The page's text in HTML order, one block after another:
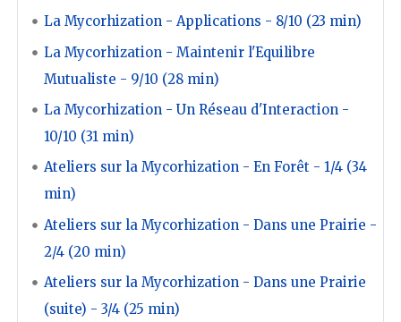
La Mycorhization - Applications - 8/10 (23 min)
La Mycorhization - Maintenir l'Equilibre
Mutualiste - 9/10 (28 min)
La Mycorhization - Un Réseau d'Interaction -
10/10 (31 min)
Ateliers sur la Mycorhization - En Forêt - 1/4 (34
min)
Ateliers sur la Mycorhization - Dans une Prairie -
2/4 (20 min)
Ateliers sur la Mycorhization - Dans une Prairie
(suite) - 3/4 (25 min)